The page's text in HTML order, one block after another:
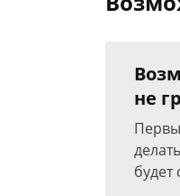
не